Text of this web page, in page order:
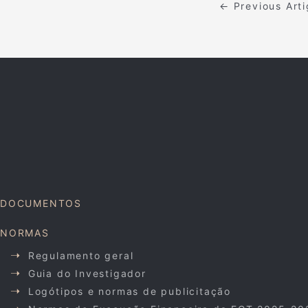
← Previous
DOCUMENTOS
NORMAS
Regulamento geral
Guia do Investigador
Logótipos e normas de publicitação